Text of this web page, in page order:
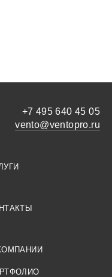
+7 495 640 45 05
vento@ventopro.ru